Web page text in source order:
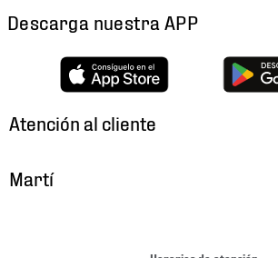
Descarga nuestra APP
Atención al cliente
Martí